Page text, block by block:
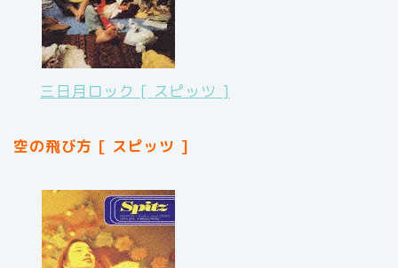
三日月ロック [ スピッツ ]
空の飛び方 [ スピッツ ]